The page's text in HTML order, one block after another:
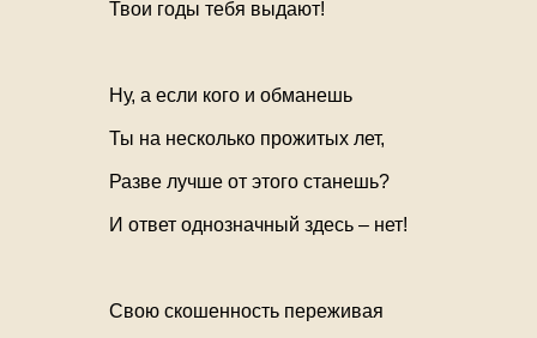
Твои годы тебя выдают!
Ну, а если кого и обманешь
Ты на несколько прожитых лет,
Разве лучше от этого станешь?
И ответ однозначный здесь – нет!
Свою скошенность переживая